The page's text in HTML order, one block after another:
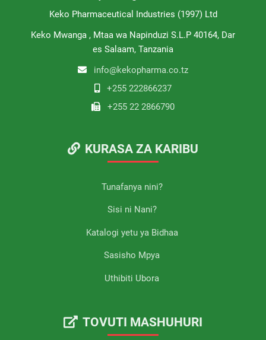
Keko Pharmaceutical Industries (1997) Ltd
Keko Mwanga , Mtaa wa Napinduzi S.L.P 40164, Dar
es Salaam, Tanzania
info@kekopharma.co.tz
+255 222866237
+255 22 2866790
KURASA ZA KARIBU
Tunafanya nini?
Sisi ni Nani?
Katalogi yetu ya Bidhaa
Sasisho Mpya
Uthibiti Ubora
TOVUTI MASHUHURI